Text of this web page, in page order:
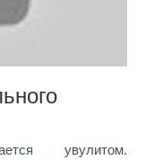
увулитом.